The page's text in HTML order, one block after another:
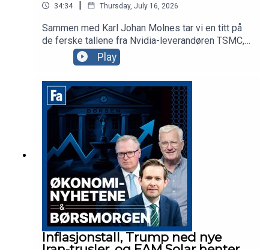
34:34 | Thursday, July 16, 2026
Sammen med Karl Johan Molnes tar vi en titt på
de ferske tallene fra Nvidia-leverandøren TSMC,
Trumps siste olje-utspill, og Telenor hvor
investorene reagerer med å sende aksjen rett ned
forvalter Sunniva Bratt Slette, som forteller om
strategien og aksjefavorittene til fondet
Fremtidens Byer.
Play
Inflasjonstall, Trump ned nye